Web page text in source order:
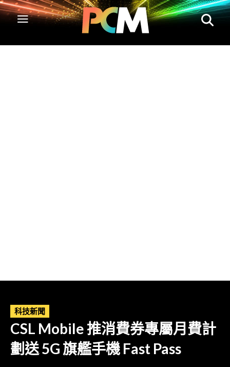
科技新聞
CSL Mobile 推消費券專屬月費計
劃送 5G 旗艦手機 Fast Pass